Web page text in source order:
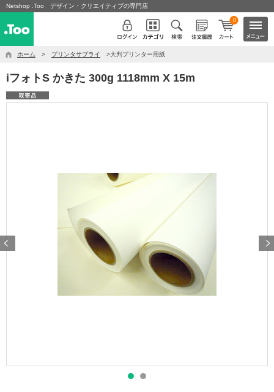
Netshop .Too デザイン・クリエイティブの専門店
0
ホーム > プリンタサプライ >大判プリンター用紙
iフォトS かきた 300g 1118mm X 15m